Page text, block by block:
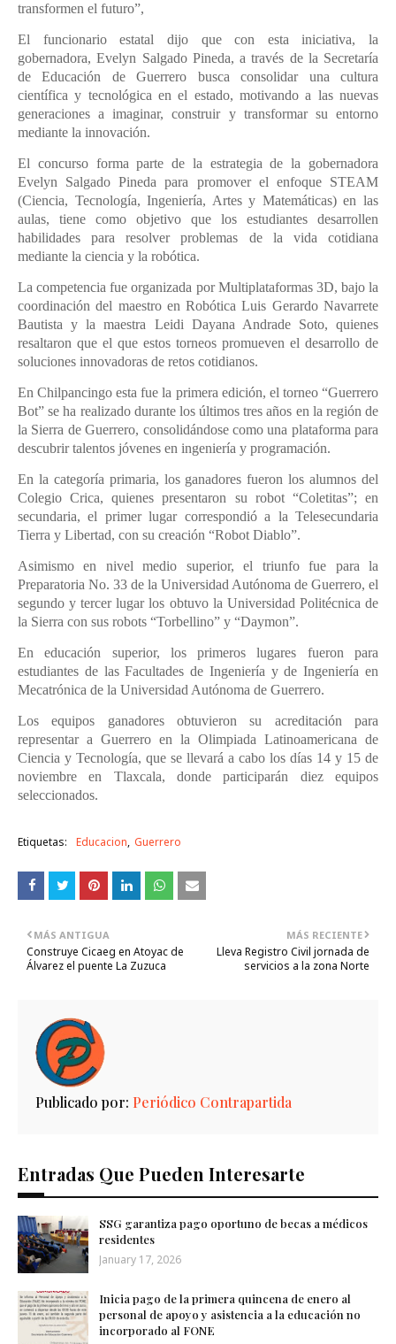
transformen el futuro”,
El funcionario estatal dijo que con esta iniciativa, la
gobernadora, Evelyn Salgado Pineda, a través de la Secretaría
de Educación de Guerrero busca consolidar una cultura
científica y tecnológica en el estado, motivando a las nuevas
generaciones a imaginar, construir y transformar su entorno
mediante la innovación.
El concurso forma parte de la estrategia de la gobernadora
Evelyn Salgado Pineda para promover el enfoque STEAM
(Ciencia, Tecnología, Ingeniería, Artes y Matemáticas) en las
aulas, tiene como objetivo que los estudiantes desarrollen
habilidades para resolver problemas de la vida cotidiana
mediante la ciencia y la robótica.
La competencia fue organizada por Multiplataformas 3D, bajo la
coordinación del maestro en Robótica Luis Gerardo Navarrete
Bautista y la maestra Leidi Dayana Andrade Soto, quienes
resaltaron que el que estos torneos promueven el desarrollo de
soluciones innovadoras de retos cotidianos.
En Chilpancingo esta fue la primera edición, el torneo “Guerrero
Bot” se ha realizado durante los últimos tres años en la región de
la Sierra de Guerrero, consolidándose como una plataforma para
descubrir talentos jóvenes en ingeniería y programación.
En la categoría primaria, los ganadores fueron los alumnos del
Colegio Crica, quienes presentaron su robot “Coletitas”; en
secundaria, el primer lugar correspondió a la Telesecundaria
Tierra y Libertad, con su creación “Robot Diablo”.
Asimismo en nivel medio superior, el triunfo fue para la
Preparatoria No. 33 de la Universidad Autónoma de Guerrero, el
segundo y tercer lugar los obtuvo la Universidad Politécnica de
la Sierra con sus robots “Torbellino” y “Daymon”.
En educación superior, los primeros lugares fueron para
estudiantes de las Facultades de Ingeniería y de Ingeniería en
Mecatrónica de la Universidad Autónoma de Guerrero.
Los equipos ganadores obtuvieron su acreditación para
representar a Guerrero en la Olimpiada Latinoamericana de
Ciencia y Tecnología, que se llevará a cabo los días 14 y 15 de
noviembre en Tlaxcala, donde participarán diez equipos
seleccionados.
Etiquetas: Educacion Guerrero
MÁS RECIENTE
Lleva Registro Civil jornada de
servicios a la zona Norte
MÁS ANTIGUA
Construye Cicaeg en Atoyac de
Álvarez el puente La Zuzuca
Publicado por: Periódico Contrapartida
Entradas Que Pueden Interesarte
SSG garantiza pago oportuno de becas a médicos
residentes
January 17, 2026
Inicia pago de la primera quincena de enero al
personal de apoyo y asistencia a la educación no
incorporado al FONE